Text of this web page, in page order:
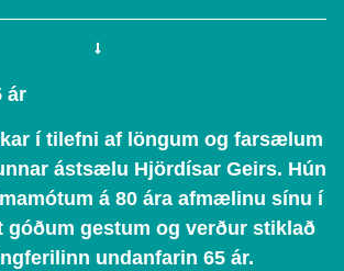
ár
í tilefni af löngum og farsælum
ástsælu Hjördísar Geirs. Hún
á 80 ára afmælinu sínu í
góðum gestum og verður stiklað
undanfarin 65 ár.